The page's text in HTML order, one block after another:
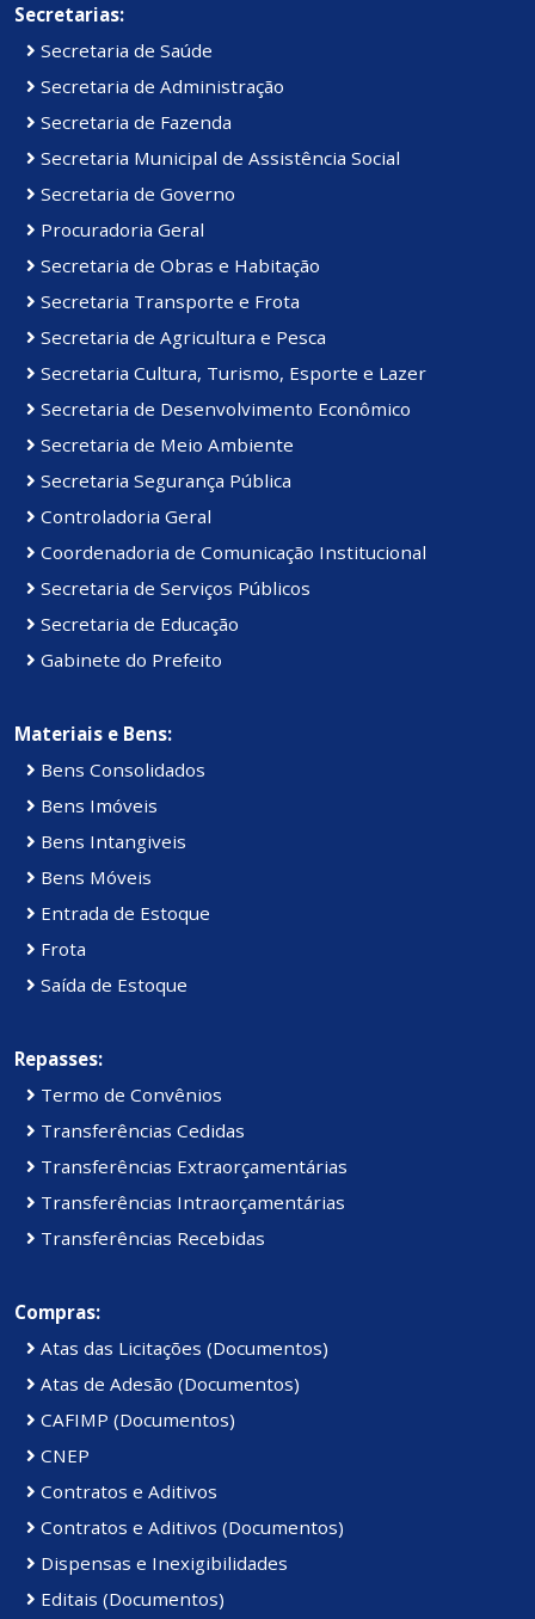
Secretarias:
Secretaria de Saúde
Secretaria de Administração
Secretaria de Fazenda
Secretaria Municipal de Assistência Social
Secretaria de Governo
Procuradoria Geral
Secretaria de Obras e Habitação
Secretaria Transporte e Frota
Secretaria de Agricultura e Pesca
Secretaria Cultura, Turismo, Esporte e Lazer
Secretaria de Desenvolvimento Econômico
Secretaria de Meio Ambiente
Secretaria Segurança Pública
Controladoria Geral
Coordenadoria de Comunicação Institucional
Secretaria de Serviços Públicos
Secretaria de Educação
Gabinete do Prefeito
Materiais e Bens:
Bens Consolidados
Bens Imóveis
Bens Intangiveis
Bens Móveis
Entrada de Estoque
Frota
Saída de Estoque
Repasses:
Termo de Convênios
Transferências Cedidas
Transferências Extraorçamentárias
Transferências Intraorçamentárias
Transferências Recebidas
Compras:
Atas das Licitações (Documentos)
Atas de Adesão (Documentos)
CAFIMP (Documentos)
CNEP
Contratos e Aditivos
Contratos e Aditivos (Documentos)
Dispensas e Inexigibilidades
Editais (Documentos)